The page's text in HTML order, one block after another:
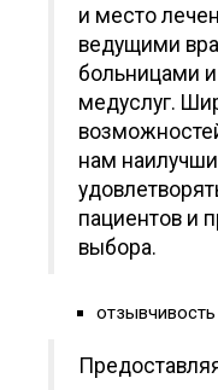
и место
ведущими
больницами
медуслуг.
нам
пациентов и
выбора.